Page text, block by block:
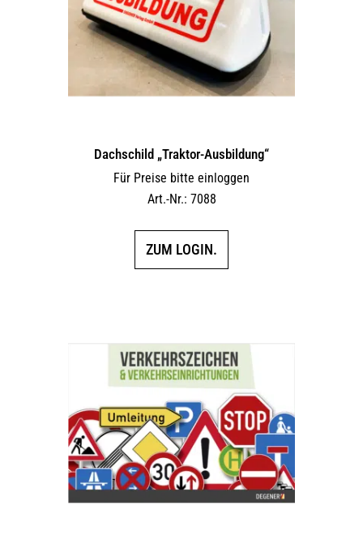
Dachschild „Traktor-Ausbildung“
Für Preise bitte einloggen
Art.-Nr.: 7088
ZUM LOGIN.